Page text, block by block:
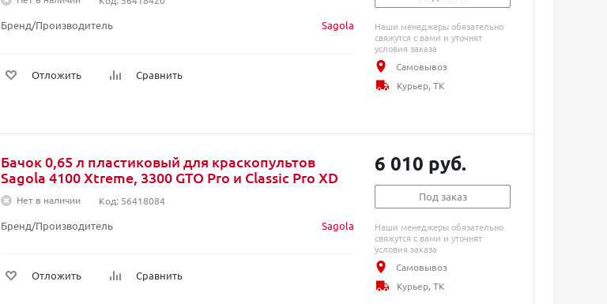
Бренд/Производитель Sagola
Отложить Сравнить
Наши менеджеры обязательно
свяжутся с вами и уточнят
условия заказа
Самовывоз
Курьер, ТК
Бачок 0,65 л пластиковый для краскопультов
Sagola 4100 Xtreme, 3300 GTO Pro и Classic Pro XD
Нет в наличии Код: 56418084
Бренд/Производитель Sagola
Отложить Сравнить
6 010 руб.
Под заказ
Наши менеджеры обязательно
свяжутся с вами и уточнят
условия заказа
Самовывоз
Курьер, ТК